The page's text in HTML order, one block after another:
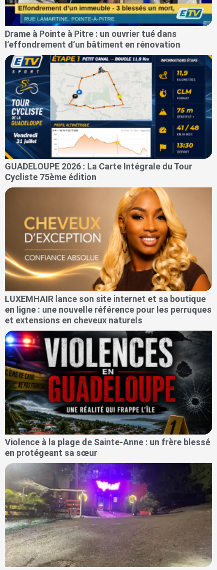
Drame à Pointe à Pitre : un ouvrier tué dans
l’effondrement d’un bâtiment en rénovation
GUADELOUPE 2026 : La Carte Intégrale du Tour
Cycliste 75ème édition
LUXEMHAIR lance son site internet et sa boutique
en ligne : une nouvelle référence pour les perruques
et extensions en cheveux naturels
Violence à la plage de Sainte-Anne : un frère blessé
en protégeant sa sœur